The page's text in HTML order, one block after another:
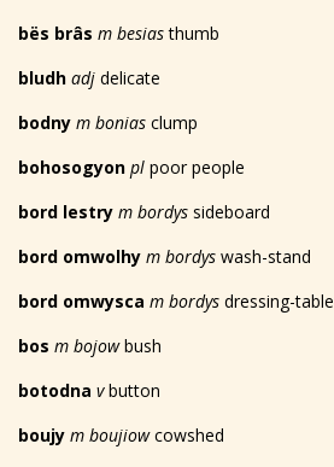
bës brâs m besiasthumb
bludh adj delicate
bodny m bonias clump
bohosogyon pl poor people
bord lestry m bordys sideboard
bord omwolhy m bordys wash-stand
bord omwysca m bordys dressing-table
bos m bojowbush
botodna vbutton
boujy m boujiowcowshed